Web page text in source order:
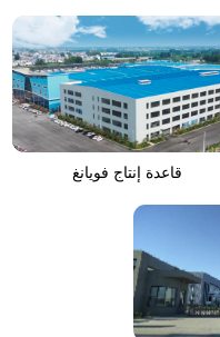
قاعدة إنتاج فويانغ